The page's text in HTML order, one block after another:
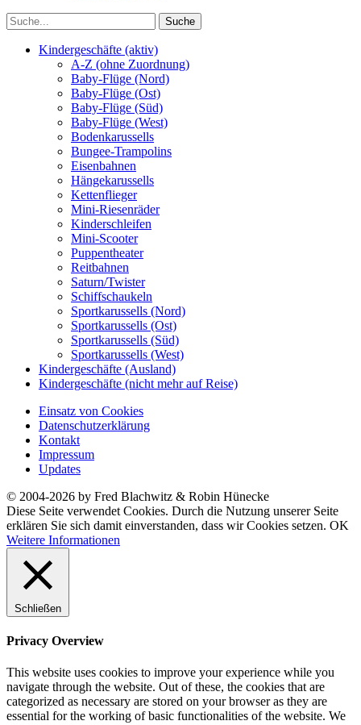
Kindergeschäfte (aktiv)
A-Z (ohne Zuordnung)
Baby-Flüge (Nord)
Baby-Flüge (Ost)
Baby-Flüge (Süd)
Baby-Flüge (West)
Bodenkarussells
Bungee-Trampolins
Eisenbahnen
Hängekarussells
Kettenflieger
Mini-Riesenräder
Kinderschleifen
Mini-Scooter
Puppentheater
Reitbahnen
Saturn/Twister
Schiffschaukeln
Sportkarussells (Nord)
Sportkarussells (Ost)
Sportkarussells (Süd)
Sportkarussells (West)
Kindergeschäfte (Ausland)
Kindergeschäfte (nicht mehr auf Reise)
Einsatz von Cookies
Datenschutzerklärung
Kontakt
Impressum
Updates
© 2004-2026 by Fred Blachwitz & Robin Hünecke
Diese Seite verwendet Cookies. Durch die Nutzung unserer Seite
erklären Sie sich damit einverstanden, dass wir Cookies setzen. OK
Weitere Informationen
Schließen
Privacy Overview
This website uses cookies to improve your experience while you
navigate through the website. Out of these, the cookies that are
categorized as necessary are stored on your browser as they are
essential for the working of basic functionalities of the website. We